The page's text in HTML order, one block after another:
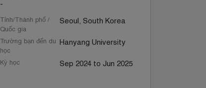
-
Tỉnh/Thành phố /
Quốc gia
Seoul, South Korea
Trường bạn đến du
học
Hanyang University
Kỳ học Sep 2024 to Jun 2025